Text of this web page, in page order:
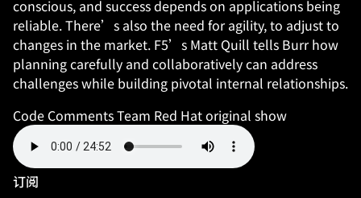
conscious, and success depends on applications being
reliable. There’s also the need for agility, to adjust to
changes in the market. F5’s Matt Quill tells Burr how
planning carefully and collaboratively can address
challenges while building pivotal internal relationships.
Code Comments Team Red Hat original show
订阅